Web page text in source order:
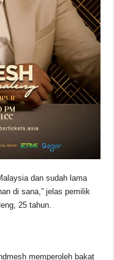
dan sudah lama
di sana,” jelas pemilik
25 tahun.
memperoleh bakat